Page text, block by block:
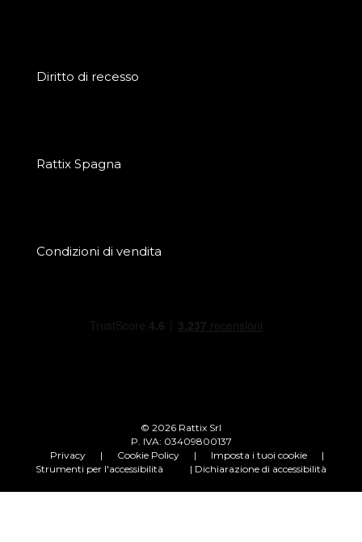
Diritto di recesso
Rattix Spagna
Condizioni di vendita
© 2026 Rattix Srl
P. IVA: 03409800137
Privacy
| Cookie Policy | Imposta i tuoi cookie
|
Strumenti per l'accessibilità
| Dichiarazione di accessibilità